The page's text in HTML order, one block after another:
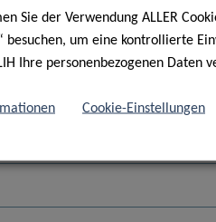
Straße
Sie der Verwendung ALLER
besuchen, um eine kontrollierte
Ihre personenbezogenen Daten
Cookie-Einstellungen